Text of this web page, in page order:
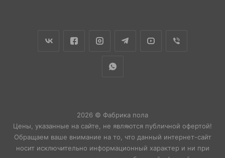
2026 © Фабрика пола
Цены, указанные на сайте, не являются публичной офертой!
Обращаем ваше внимание на то, что данный интернет-сайт
носит исключительно информационный характер и ни при